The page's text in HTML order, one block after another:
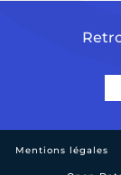
Mentions légales